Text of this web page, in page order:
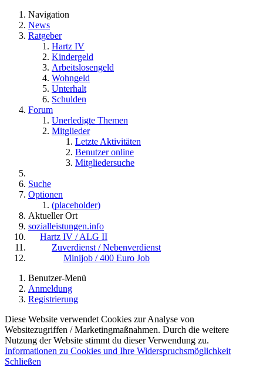
Navigation
News
Ratgeber
Hartz IV
Kindergeld
Arbeitslosengeld
Wohngeld
Unterhalt
Schulden
Forum
Unerledigte Themen
Mitglieder
Letzte Aktivitäten
Benutzer online
Mitgliedersuche
Suche
Optionen
(placeholder)
Aktueller Ort
sozialleistungen.info
Hartz IV / ALG II
Zuverdienst / Nebenverdienst
Minijob / 400 Euro Job
Benutzer-Menü
Anmeldung
Registrierung
Diese Website verwendet Cookies zur Analyse von
Websitezugriffen / Marketingmaßnahmen. Durch die weitere
Nutzung der Website stimmt du dieser Verwendung zu.
Informationen zu Cookies und Ihre Widerspruchsmöglichkeit
Schließen